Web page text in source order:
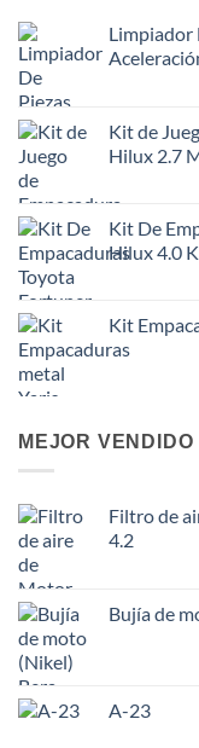
Limpiador
Kit de
Hilux 2.7
Kit De
Hilux 4.0
Kit
MEJOR VENDIDO
Filtro de
4.2
Bujía de
A-23